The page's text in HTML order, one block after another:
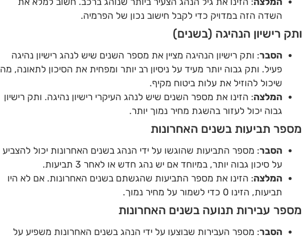
השדה הזה במדויק כדי לקבל חישוב נכון של הפרמיה.
ותק רישיון הנהיגה (בשנים)
הסבר: ותק רישיון הנהיגה מציין את מספר השנים שיש לנהג רישיון נהיגה
פעיל. ותק גבוה יותר מעיד על ניסיון רב יותר ומפחית את הסיכון לתאונה, מה
שיכול להוזיל את עלות ביטוח מקיף.
המלצה: הזינו את מספר השנים שיש לנהג העיקרי רישיון נהיגה. ותק רישיון
גבוה יכול לעזור בהשגת מחיר נמוך יותר.
מספר תביעות בשנים האחרונות
הסבר: מספר התביעות שהוגשו על ידי הנהג בשנים האחרונות יכול להצביע
על סיכון גבוה יותר, במיוחד אם יש נהג חדש או לאחר 3 תביעות.
המלצה: הזינו את מספר התביעות שהגשתם בשנים האחרונות. אם לא היו
תביעות, הזינו 0 כדי לשמור על מחיר נמוך.
מספר עבירות תנועה בשנים האחרונות
הסבר: מספר העבירות שבוצעו על ידי הנהג בשנים האחרונות משפיע על